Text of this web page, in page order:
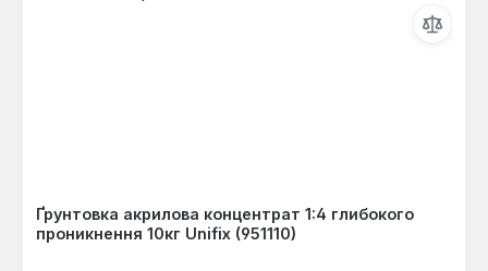
Ґрунтовка акрилова концентрат 1:4 глибокого
проникнення 10кг Unifix (951110)